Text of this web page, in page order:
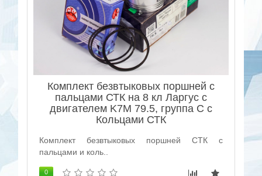
Комплект безвтыковых поршней с
пальцами СТК на 8 кл Ларгус с
двигателем K7M 79.5, группа C с
Кольцами СТК
Комплект безвтыковых поршней СТК с
пальцами и коль..
0